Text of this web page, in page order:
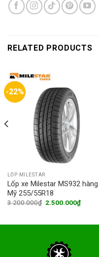
RELATED PRODUCTS
-22%
LỐP MILESTAR
Lốp xe Milestar MS932 hàng
Mỹ 255/55R18
3.200.000₫ Original
2.500.000₫Current
price